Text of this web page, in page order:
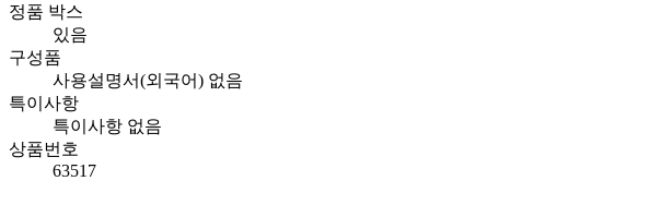
정품 박스
있음
구성품
사용설명서(외국어) 없음
특이사항
특이사항 없음
상품번호
63517